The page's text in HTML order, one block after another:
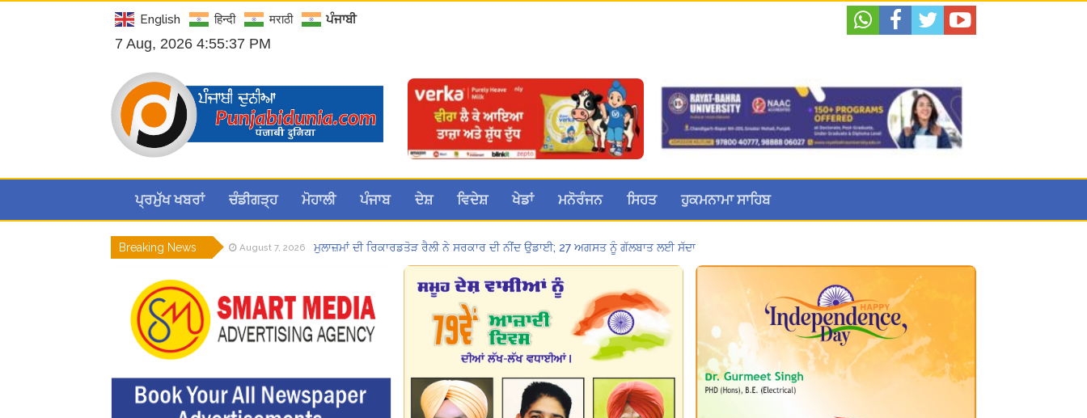
English हिन्दी मराठी ਪੰਜਾਬੀ
7 Aug, 2026 4:55:39 PM
ਪ੍ਰਮੁੱਖ ਖਬਰਾਂ ਚੰਡੀਗੜ੍ਹ ਮੋਹਾਲੀ ਪੰਜਾਬ ਦੇਸ਼ ਵਿਦੇਸ਼ ਖੇਡਾਂ ਮਨੋਰੰਜਨ ਸਿਹਤ ਹੁਕਮਨਾਮਾ ਸਾਹਿਬ
Breaking News August 7, 2026 ਮੁਲਾਜ਼ਮਾਂ ਦੀ ਰਿਕਾਰਡਤੋੜ ਰੈਲੀ ਨੇ ਸਰਕਾਰ ਦੀ ਨੀਂਦ ਉਡਾਈ; 27 ਅਗਸਤ ਨੂੰ ਗੱਲਬਾਤ ਲਈ ਸੱਦਾ
Hukamnama Sri Darbar Sahib, Amritsar – Punjabi Dunia
ਲੋਕ ਸਭਾ ‘ਚ UPI ਅਤੇ ਹੋਰ ਡਿਜ਼ੀਟਲ ਭੁਗਤਾਨਾਂ ‘ਤੇ ਚਾਰਜ ਲਗਾਉਣ ਲਈ ਬਿੱਲ ਪਾਸ
August 6, 2026 8 अगस्त को मोहाली के होटल एंकरेज में सजेगा “तीज मुटियारां दी” का रंग
August 6, 2026 ਜਿਨਸੀ ਸ਼ੋਸ਼ਣ ਮਾਮਲੇ ‘ਚ ਤਹਿਲਕਾ ਮੈਗਜ਼ੀਨ ਦੇ ਸਾਬਕਾ ਸੰਪਾਦਕ ਤਰੁਣ ਤੇਜਪਾਲ ਨੂੰ 10 ਸਾਲ ਦੀ ਕੈਦ
August 7, 2026 ਪੰਜਾਬ ਪੁਲਿਸ ਪੈਨਸ਼ਨਰ ਐਸੋਸੀਏਸ਼ਨ ਦੇ ਹਜ਼ਾਰਾਂ ਮੈਂਬਰਾਂ ਨੇ ਮਹਾਂ ਰੈਲੀ ਵਿੱਚ ਭਰੀ ਹਾਜ਼ਰੀ